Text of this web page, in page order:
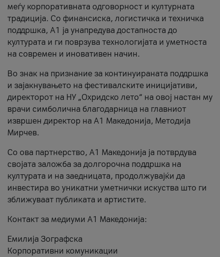
меѓу корпоративната одговорност и културната
традиција. Со финансиска, логистичка и техничка
поддршка, A1 ја унапредува достапноста до
културата и ги поврзува технологијата и уметноста
на современ и иновативен начин.
Во знак на признание за континуираната поддршка
и зајакнувањето на фестивалските иницијативи,
директорот на НУ „Охридско лето“ на овој настан му
врачи симболична благодарница на главниот
извршен директор на A1 Македонија, Методија
Мирчев.
Со ова партнерство, A1 Македонија ја потврдува
својата заложба за долгорочна поддршка на
културата и на заедницата, продолжувајќи да
инвестира во уникатни уметнички искуства што ги
зближуваат публиката и артистите.
Контакт за медиуми А1 Македонија:
Емилија Зографска
Корпоративни комуникации